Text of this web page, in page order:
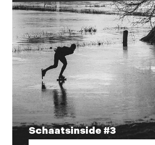
Schaatsinside #3